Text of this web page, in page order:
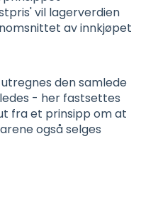
vil lagerverdien
av innkjøpet
utregnes den samlede
- her fastsettes
fra et prinsipp om at
også selges